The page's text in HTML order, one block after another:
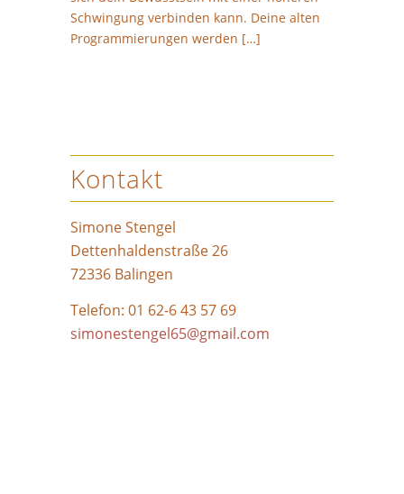
Schwingung verbinden kann. Deine alten
Programmierungen werden […]
Kontakt
Simone Stengel
Dettenhaldenstraße 26
72336 Balingen
Telefon: 01 62-6 43 57 69
simonestengel65@gmail.com